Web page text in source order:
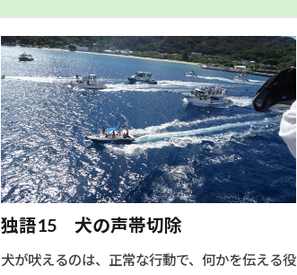
独語15 犬の声帯切除
犬が吠えるのは、正常な行動で、何かを伝える役